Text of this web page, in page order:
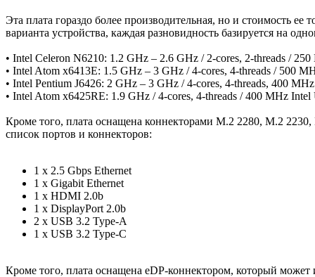
Эта плата гораздо более производительная, но и стоимость
варианта устройства, каждая разновидность базируется на
• Intel Celeron N6210: 1.2 GHz – 2.6 GHz / 2-cores, 2-threads /
• Intel Atom x6413E: 1.5 GHz – 3 GHz / 4-cores, 4-threads / 500
• Intel Pentium J6426: 2 GHz – 3 GHz / 4-cores, 4-threads, 400
• Intel Atom x6425RE: 1.9 GHz / 4-cores, 4-threads / 400 MHz
Кроме того, плата оснащена коннекторами M.2 2280, M.2
список портов и коннекторов:
1 x 2.5 Gbps Ethernet
1 x Gigabit Ethernet
1 x HDMI 2.0b
1 x DisplayPort 2.0b
2 x USB 3.2 Type-A
1 x USB 3.2 Type-C
Кроме того, плата оснащена eDP-коннектором, который может